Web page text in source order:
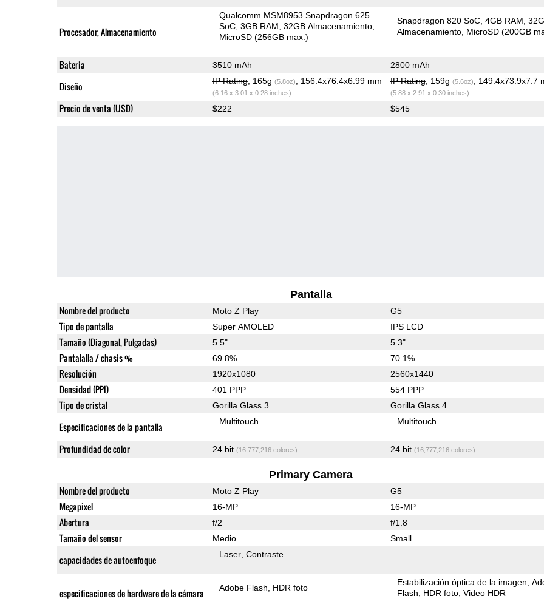
Procesador, Almacenamiento
Qualcomm MSM8953 Snapdragon 625
SoC 3GB RAM 32GB Almacenamiento
MicroSD (256GB max.)
Snapdragon 820 SoC 4GB RAM
Almacenamiento MicroSD (200GB
Bateria 3510 mAh 2800 mAh
Diseño IP Rating, 165g (5.8oz) , 156.4x76.4x6.99 mm
(6.16 x 3.01 x 0.28 inches)
IP Rating, 159g (5.6oz) , 149.4x73.9x7.7
(5.88 x 2.91 x 0.30 inches)
Precio de venta (USD) $222 $545
Pantalla
Nombre del producto Moto Z Play G5
Tipo de pantalla Super AMOLED IPS LCD
Tamaño (Diagonal, Pulgadas) 5.5" 5.3"
Pantalalla / chasis % 69.8% 70.1%
Resolución 1920x1080 2560x1440
Densidad (PPI) 401 PPP 554 PPP
Tipo de cristal Gorilla Glass 3 Gorilla Glass 4
Especificaciones de la pantalla Multitouch Multitouch
Profundidad de color 24 bit (16,777,216 colores) 24 bit (16,777,216 colores)
Primary Camera
Nombre del producto Moto Z Play G5
Megapixel 16-MP 16-MP
Abertura f/2 f/1.8
Tamaño del sensor Medio Small
capacidades de autoenfoque Laser Contraste
especificaciones de hardware de la cámara Adobe Flash HDR foto
Estabilización óptica de la imagen
Flash
HDR foto Video HDR